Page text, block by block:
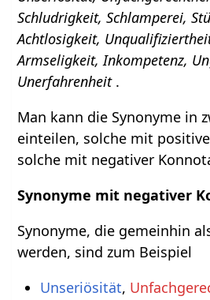
Schludrigkeit, Schlamperei,
Achtlosigkeit,
Armseligkeit, Inkompetenz,
Unerfahrenheit .
Man kann die Synonyme in
einteilen, solche mit
solche mit negativer
Synonyme mit negativer
Synonyme, die gemeinhin
werden, sind zum Beispiel
Unseriösität,